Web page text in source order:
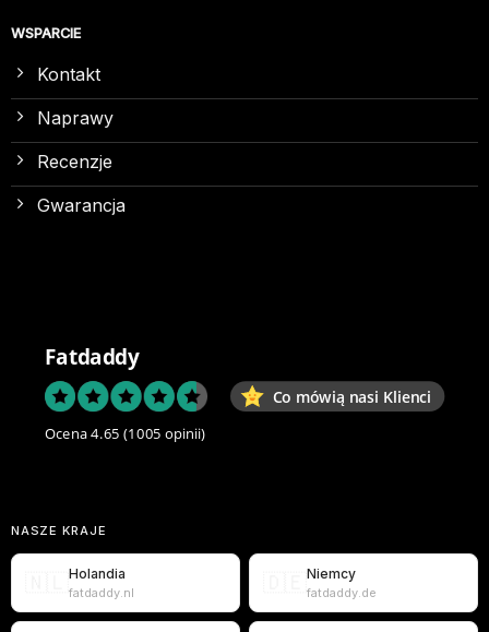
WSPARCIE
Kontakt
Naprawy
Recenzje
Gwarancja
Fatdaddy
Co mówią nasi Klienci
Ocena 4.65 (1005 opinii)
NASZE KRAJE
Holandia
fatdaddy.nl
Niemcy
fatdaddy.de